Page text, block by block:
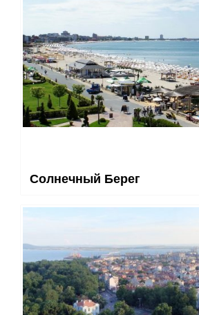
Солнечный Берег